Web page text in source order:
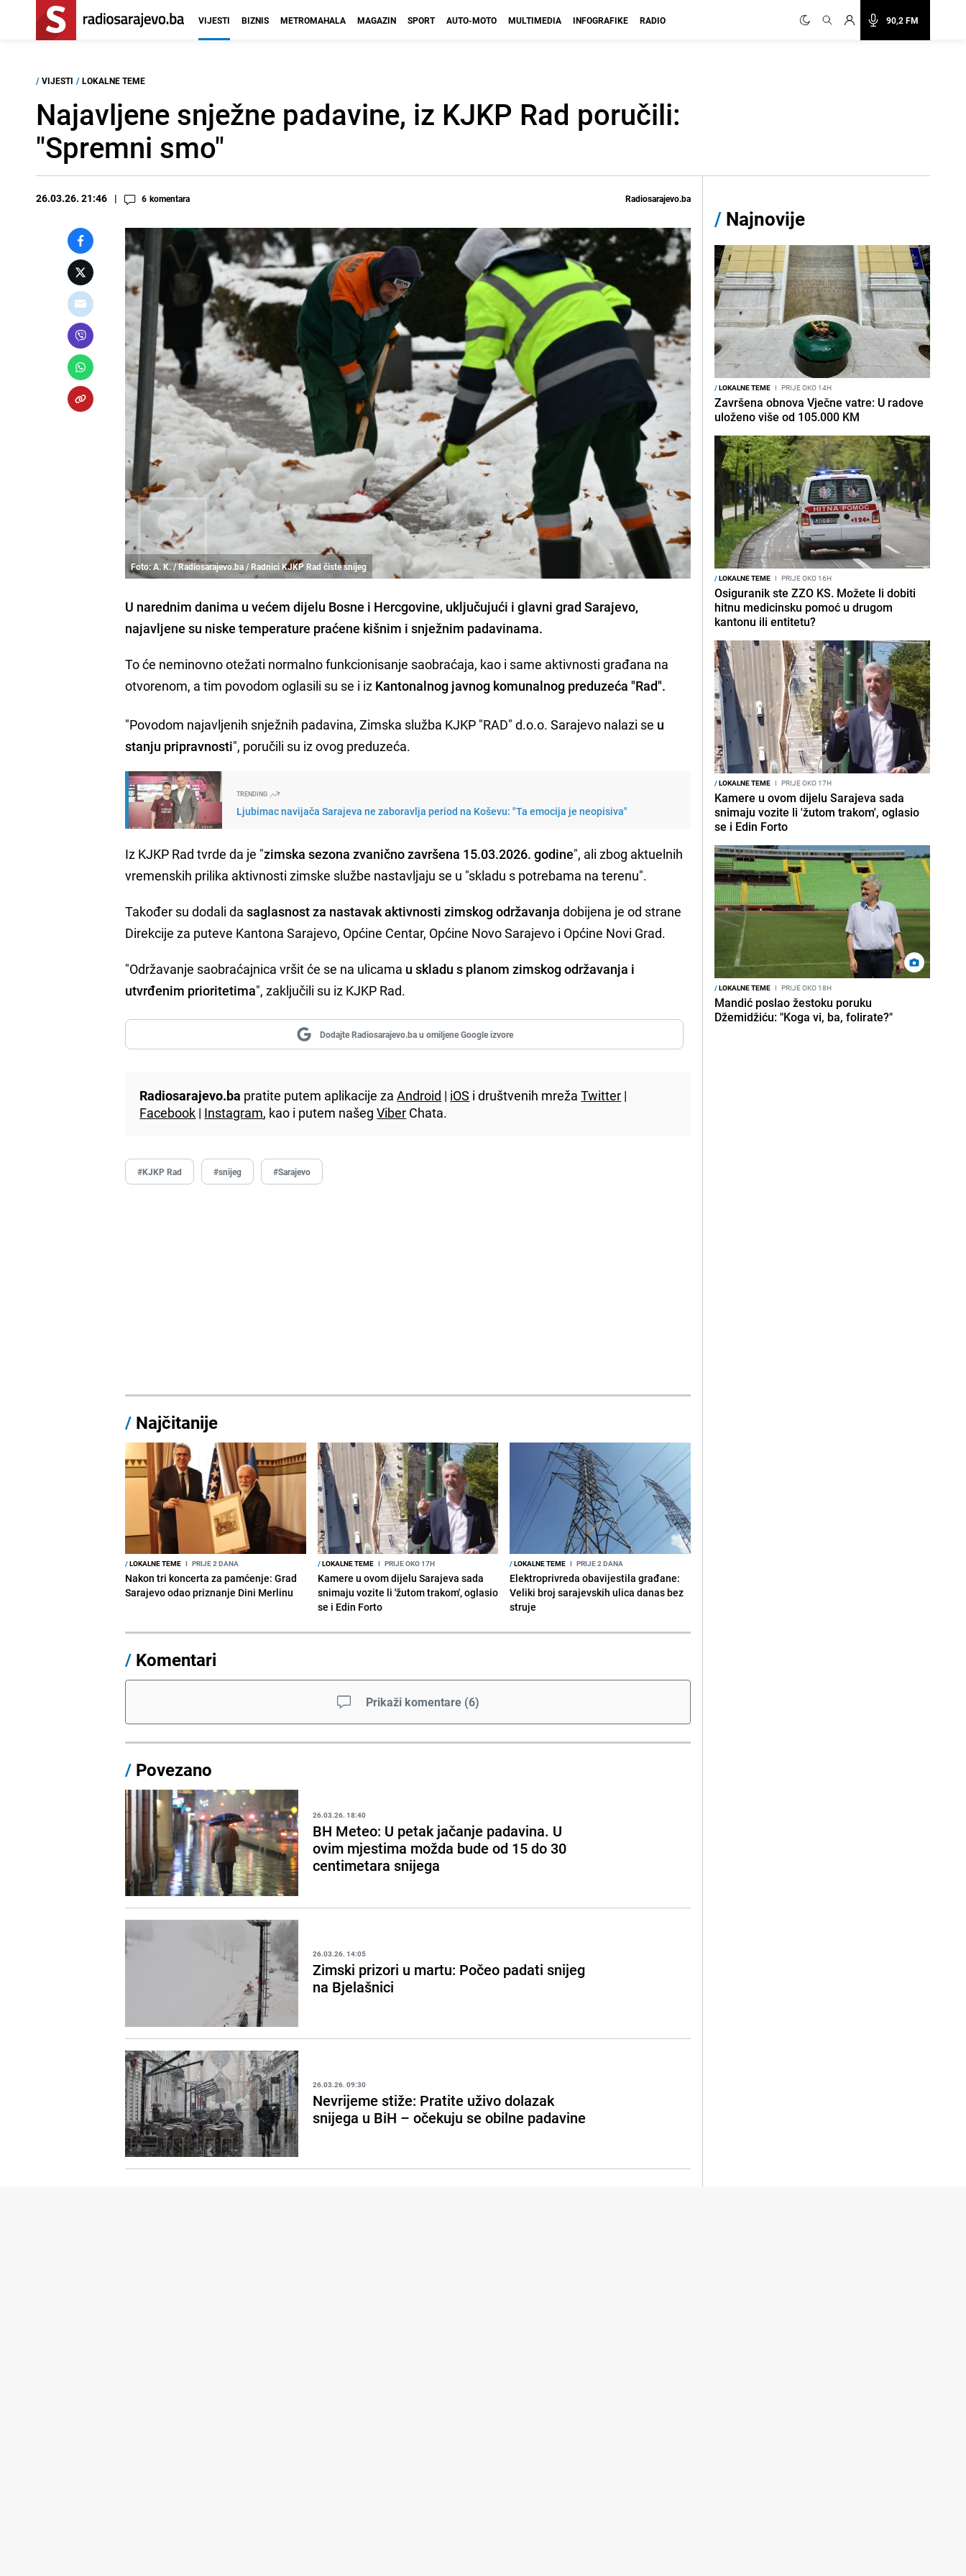
90,2 FM
VIJESTI BIZNIS METROMAHALA MAGAZIN SPORT AUTO-MOTO MULTIMEDIA INFOGRAFIKE RADIO
/ VIJESTI / LOKALNE TEME
Najavljene snježne padavine, iz KJKP Rad poručili:
"Spremni smo"
26.03.26. 21:46 6 komentara Radiosarajevo.ba
Foto: A. K. / Radiosarajevo.ba / Radnici KJKP Rad čiste snijeg
U narednim danima u većem dijelu Bosne i Hercgovine, uključujući i glavni grad Sarajevo,
najavljene su niske temperature praćene kišnim i snježnim padavinama.
To će neminovno otežati normalno funkcionisanje saobraćaja, kao i same aktivnosti građana na
otvorenom, a tim povodom oglasili su se i iz Kantonalnog javnog komunalnog preduzeća "Rad".
"Povodom najavljenih snježnih padavina, Zimska služba KJKP "RAD" d.o.o. Sarajevo nalazi se u
stanju pripravnosti", poručili su iz ovog preduzeća.
TRENDING
Ljubimac navijača Sarajeva ne zaboravlja period na Koševu: "Ta emocija je neopisiva"
Iz KJKP Rad tvrde da je "zimska sezona zvanično završena 15.03.2026. godine", ali zbog aktuelnih
vremenskih prilika aktivnosti zimske službe nastavljaju se u "skladu s potrebama na terenu".
Također su dodali da saglasnost za nastavak aktivnosti zimskog održavanja dobijena je od strane
Direkcije za puteve Kantona Sarajevo, Općine Centar, Općine Novo Sarajevo i Općine Novi Grad.
"Održavanje saobraćajnica vršit će se na ulicama u skladu s planom zimskog održavanja i
utvrđenim prioritetima", zaključili su iz KJKP Rad.
Dodajte Radiosarajevo.ba u omiljene Google izvore
Radiosarajevo.ba pratite putem aplikacije zaAndroid | iOS i društvenih mrežaTwitter |
Facebook | Instagram, kao i putem našegViber Chata.
#KJKP Rad #snijeg #Sarajevo
/ Najčitanije
/LOKALNE TEME I PRIJE 2 DANA
Nakon tri koncerta za pamćenje: Grad
Sarajevo odao priznanje Dini Merlinu
/LOKALNE TEME I PRIJE OKO 17H
Kamere u ovom dijelu Sarajeva sada
snimaju vozite li 'žutom trakom', oglasio
se i Edin Forto
/LOKALNE TEME I PRIJE 2 DANA
Elektroprivreda obavijestila građane:
Veliki broj sarajevskih ulica danas bez
struje
/ Komentari
Prikaži komentare (6)
/ Povezano
26.03.26. 18:40
BH Meteo: U petak jačanje padavina. U
ovim mjestima možda bude od 15 do 30
centimetara snijega
26.03.26. 14:05
Zimski prizori u martu: Počeo padati snijeg
na Bjelašnici
26.03.26. 09:30
Nevrijeme stiže: Pratite uživo dolazak
snijega u BiH – očekuju se obilne padavine
/ Najnovije
/LOKALNE TEME I PRIJE OKO 14H
Završena obnova Vječne vatre: U radove
uloženo više od 105.000 KM
/LOKALNE TEME I PRIJE OKO 16H
Osiguranik ste ZZO KS. Možete li dobiti
hitnu medicinsku pomoć u drugom
kantonu ili entitetu?
/LOKALNE TEME I PRIJE OKO 17H
Kamere u ovom dijelu Sarajeva sada
snimaju vozite li 'žutom trakom', oglasio
se i Edin Forto
/LOKALNE TEME I PRIJE OKO 18H
Mandić poslao žestoku poruku
Džemidžiću: "Koga vi, ba, folirate?"